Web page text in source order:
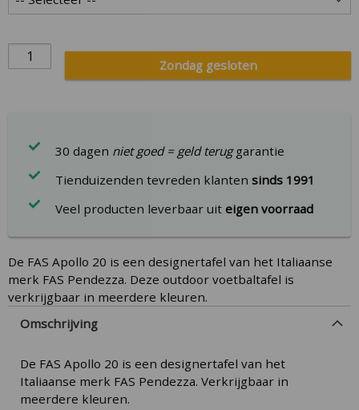
Zondag gesloten
30 dagen niet goed = geld teruggarantie
Tienduizenden tevreden klantensinds 1991
Veel producten leverbaar uiteigen voorraad
De FAS Apollo 20 is een designertafel van het Italiaanse
merk FAS Pendezza. Deze outdoor voetbaltafel is
verkrijgbaar in meerdere kleuren.
Omschrijving
De FAS Apollo 20 is een designertafel van het
Italiaanse merk FAS Pendezza. Verkrijgbaar in
meerdere kleuren.